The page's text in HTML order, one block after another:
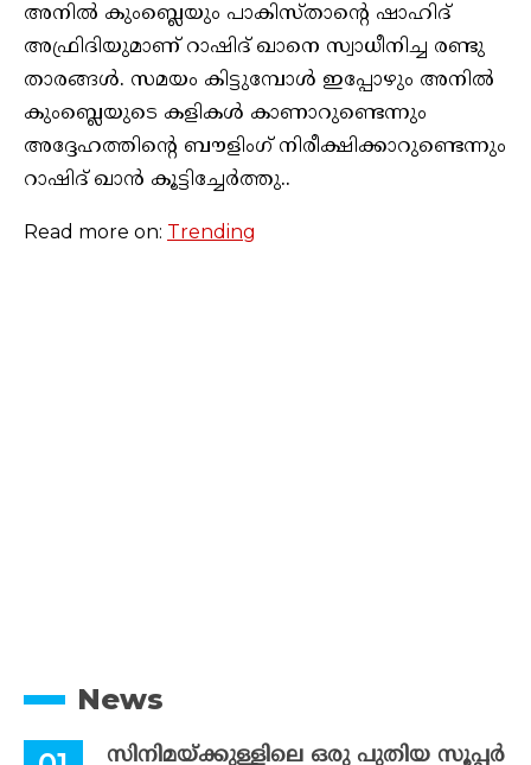
അനിൽ കുംബ്ലെയും പാകിസ്താന്റെ ഷാഹിദ്
അഫ്രിദിയുമാണ് റാഷിദ് ഖാനെ സ്വാധീനിച്ച രണ്ടു
താരങ്ങൾ. സമയം കിട്ടുമ്പോൾ ഇപ്പോഴും അനിൽ
കുംബ്ലെയുടെ കളികൾ കാണാറുണ്ടെന്നും
അദ്ദേഹത്തിന്റെ ബൗളിംഗ് നിരീക്ഷിക്കാറുണ്ടെന്നും
റാഷിദ് ഖാൻ കൂട്ടിച്ചേർത്തു..
Read more on: Trending
News
സിനിമയ്ക്കുള്ളിലെ ഒരു പുതിയ സൂപ്പർ